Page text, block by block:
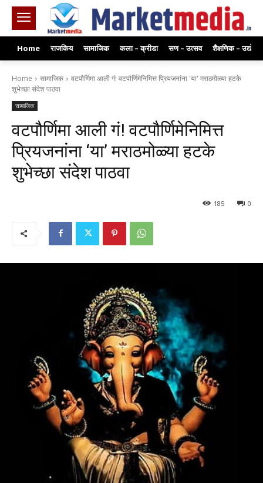
Home राजकिय सामाजिक कला – क्रीडा सण – उत्सव शैक्षणिक – उद्योग
Home सामाजिक
वटपौर्णिमा आली गं! वटपौर्णिमेनिमित्त प्रियजनांना 'या' मराठमोळ्या हटके
शुभेच्छा संदेश पाठवा
सामाजिक
वटपौर्णिमा आली गं! वटपौर्णिमेनिमित्त
प्रियजनांना ‘या’ मराठमोळ्या हटके
शुभेच्छा संदेश पाठवा
0
185